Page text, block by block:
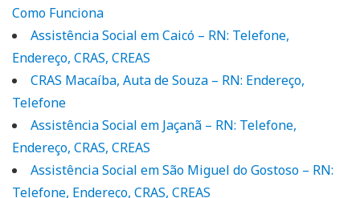
Como Funciona
Assistência Social em Caicó – RN: Telefone,
Endereço, CRAS, CREAS
CRAS Macaíba, Auta de Souza – RN: Endereço,
Telefone
Assistência Social em Jaçanã – RN: Telefone,
Endereço, CRAS, CREAS
Assistência Social em São Miguel do Gostoso – RN:
Telefone, Endereço, CRAS, CREAS